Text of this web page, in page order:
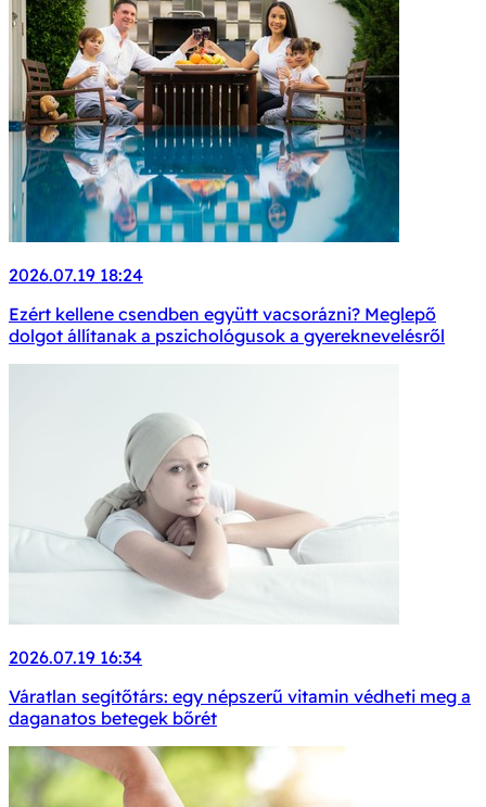
2026.07.19 18:24
Ezért kellene csendben együtt vacsorázni? Meglepő
dolgot állítanak a pszichológusok a gyereknevelésről
2026.07.19 16:34
Váratlan segítőtárs: egy népszerű vitamin védheti meg a
daganatos betegek bőrét